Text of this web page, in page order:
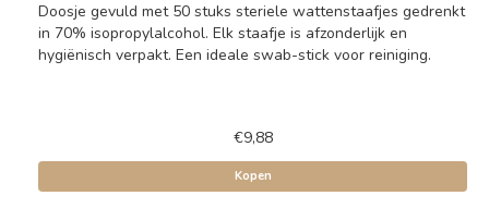
Doosje gevuld met 50 stuks steriele wattenstaafjes gedrenkt
in 70% isopropylalcohol. Elk staafje is afzonderlijk en
hygiënisch verpakt. Een ideale swab-stick voor reiniging.
€9,88
Kopen